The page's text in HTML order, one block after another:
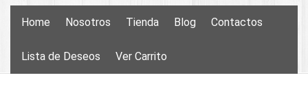
Home Nosotros Tienda Blog Contactos
Lista de Deseos Ver Carrito